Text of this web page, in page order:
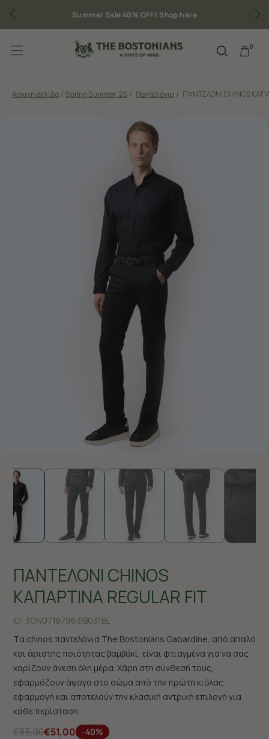
Sale 40% OFF |Shop here Δωρεάν
0
Αρχική σελίδα / Spring Summer '26 / Παντελόνια / ΠΑΝΤΕΛΟΝΙ CHINOS
ΠΑΝΤΕΛΟΝΙ CHINOS
ΚΑΠΑΡΤΙΝΑ REGULAR FIT
ID: 3CN07187963|B031BL
Tα chinos παντελόνια The Bostonians Gabardine, από απαλό
και άριστης ποιότητας βαμβάκι, είναι φτιαγμένα για να σας
χαρίζουν άνεση όλη μέρα. Χάρη στη σύνθεσή τους,
εφαρμόζουν άψογα στο σώμα από την πρώτη κιόλας
εφαρμογή και αποτελούν την κλασική αντρική επιλογή για
κάθε περίσταση.
€85,00€51,00 -40%